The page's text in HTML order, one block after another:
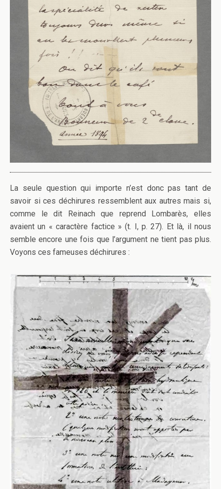
La seule question qui importe n’est donc pas tant de
savoir si ces déchirures ressemblent aux autres mais si,
comme le dit Reinach que reprend Lombarès, elles
avaient un « caractère factice » (t. I, p. 27). Et là, il nous
semble encore une fois que l’argument ne tient pas plus.
Voyons ces fameuses déchirures :